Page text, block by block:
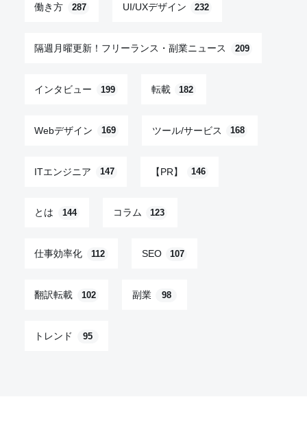
働き方 287 UI/UXデザイン 232
隔週月曜更新！フリーランス・副業ニュース 209
インタビュー 199 転載 182
Webデザイン 169 ツール/サービス 168
ITエンジニア 147 【PR】 146
とは 144 コラム 123
仕事効率化 112 SEO 107
翻訳転載 102 副業 98
トレンド 95